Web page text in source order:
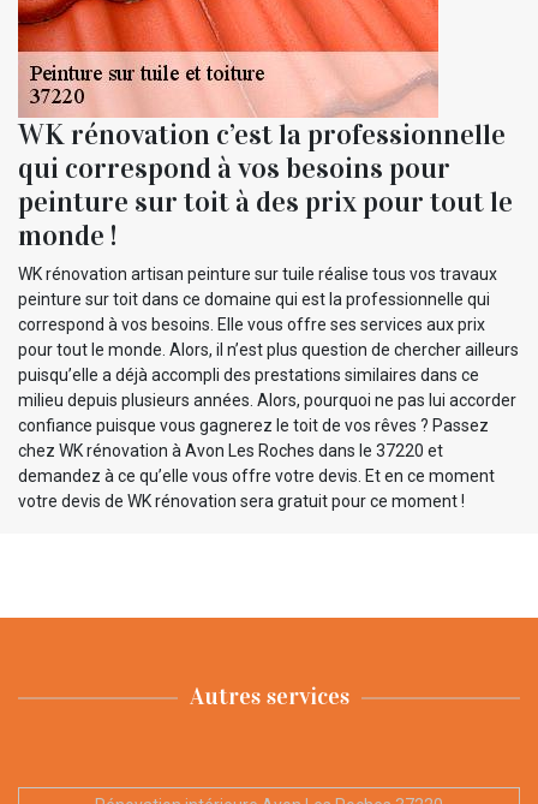
WK rénovation c’est la professionnelle
qui correspond à vos besoins pour
peinture sur toit à des prix pour tout le
monde !
WK rénovation artisan peinture sur tuile réalise tous vos travaux
peinture sur toit dans ce domaine qui est la professionnelle qui
correspond à vos besoins. Elle vous offre ses services aux prix
pour tout le monde. Alors, il n’est plus question de chercher ailleurs
puisqu’elle a déjà accompli des prestations similaires dans ce
milieu depuis plusieurs années. Alors, pourquoi ne pas lui accorder
confiance puisque vous gagnerez le toit de vos rêves ? Passez
chez WK rénovation à Avon Les Roches dans le 37220 et
demandez à ce qu’elle vous offre votre devis. Et en ce moment
votre devis de WK rénovation sera gratuit pour ce moment !
Autres services